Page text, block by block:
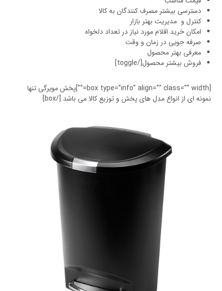
دسترسی بیشتر مصرف کنندگان به کالا
کنترل و مدیریت بهتر بازار
امکان خرید اقلام مورد نیاز در تعداد دلخواه
صرفه جویی در زمان و وقت
معرفی بهتر محصول
فروش بیشتر محصول[/toggle]
[box type=”info” align=”” class=”” width=””]پخش مویرگی تنها
نمونه ای از انواع مدل های پخش و توزیع کالا می باشد.[/box]